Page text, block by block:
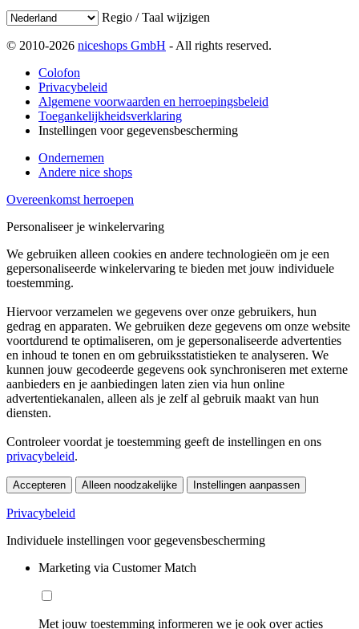
Regio / Taal wijzigen
© 2010-2026 niceshops GmbH - All rights reserved.
Colofon
Privacybeleid
Algemene voorwaarden en herroepingsbeleid
Toegankelijkheidsverklaring
Instellingen voor gegevensbescherming
Ondernemen
Andere nice shops
Overeenkomst herroepen
Personaliseer je winkelervaring
We gebruiken alleen cookies en andere technologieën om je een
gepersonaliseerde winkelervaring te bieden met jouw individuele
toestemming.
Hiervoor verzamelen we gegevens over onze gebruikers, hun
gedrag en apparaten. We gebruiken deze gegevens om onze website
voortdurend te optimaliseren, om je gepersonaliseerde advertenties
en inhoud te tonen en om gebruiksstatistieken te analyseren. We
kunnen jouw gecodeerde gegevens ook synchroniseren met externe
aanbieders en je aanbiedingen laten zien via hun online
advertentiekanalen, alleen als je zelf al gebruik maakt van hun
diensten.
Controleer voordat je toestemming geeft de instellingen en ons
privacybeleid.
Accepteren Alleen noodzakelijke Instellingen aanpassen
Privacybeleid
Individuele instellingen voor gegevensbescherming
Marketing via Customer Match
Met jouw toestemming informeren we je ook over acties